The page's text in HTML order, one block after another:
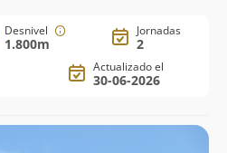
Desnivel
1.800m
Jornadas
2
Actualizado el
30-06-2026